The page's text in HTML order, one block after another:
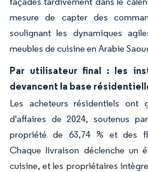
mesure de capter des
soulignant les dynamiques
meubles de cuisine en Arabie
Par utilisateur final : les
devancent la base
Les acheteurs résidentiels ont
d'affaires de 2024, soutenus
propriété de 63,74 % et des
Chaque livraison déclenche un
cuisine, et les propriétaires